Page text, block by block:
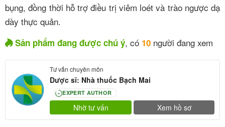
bụng, đồng thời hỗ trợ điều trị viêm loét và trào ngược dạ
dày thực quản.
Sản phẩm đang được chú ý, có 10 người đang xem
Tư vấn chuyên môn
Dược sĩ: Nhà thuốc Bạch Mai
80 EXPERT AUTHOR
Nhờ tư vấn Xem hồ sơ